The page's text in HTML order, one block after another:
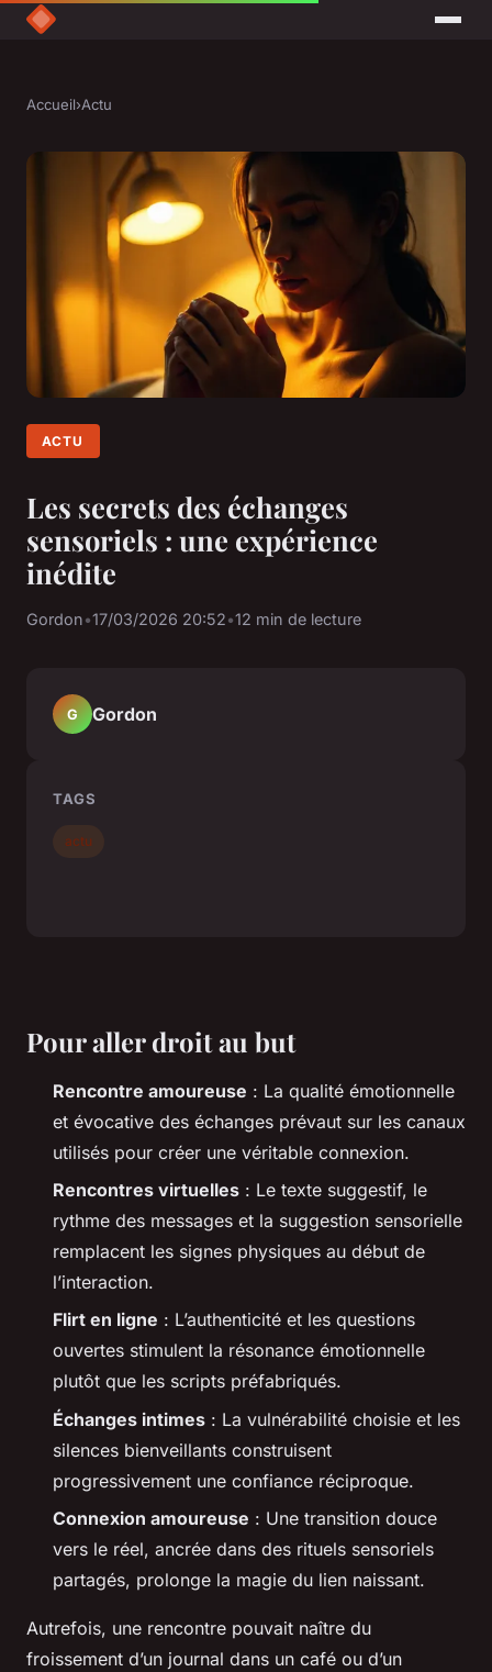
Accueil›Actu
ACTU
Les secrets des échanges
sensoriels : une expérience
inédite
Gordon•17/03/2026 20:52•12 min de lecture
Pour aller droit au but
Rencontre amoureuse : La qualité émotionnelle
et évocative des échanges prévaut sur les canaux
utilisés pour créer une véritable connexion.
Rencontres virtuelles : Le texte suggestif, le
rythme des messages et la suggestion sensorielle
remplacent les signes physiques au début de
l’interaction.
Flirt en ligne : L’authenticité et les questions
ouvertes stimulent la résonance émotionnelle
plutôt que les scripts préfabriqués.
Échanges intimes : La vulnérabilité choisie et les
silences bienveillants construisent
progressivement une confiance réciproque.
Connexion amoureuse : Une transition douce
vers le réel, ancrée dans des rituels sensoriels
partagés, prolonge la magie du lien naissant.
Autrefois, une rencontre pouvait naître du
froissement d’un journal dans un café ou d’un
G Gordon
TAGS
actu